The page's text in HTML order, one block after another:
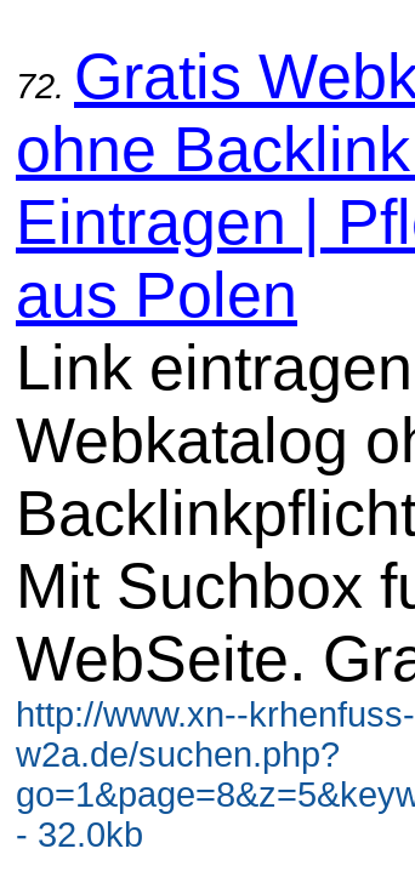
72. Gratis
ohne
Eintragen |
aus Polen
Link
Webkatalog
Mit Suchbox
WebSeite.
http://www.xn--krhenfuss-
w2a.de/suchen.php?
- 32.0kb